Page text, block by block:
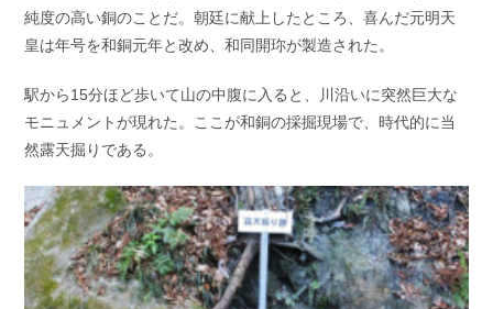
純度の高い銅のことだ。朝廷に献上したところ、喜んだ元明天
皇は年号を和銅元年と改め、和同開珎が製造された。
駅から15分ほど歩いて山の中腹に入ると、川沿いに突然巨大な
モニュメントが現れた。ここが和銅の採掘現場で、時代的に当
然露天掘りである。